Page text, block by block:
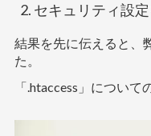
セキュリティ設
結果を先に伝えると、
た。
「.htaccess」について